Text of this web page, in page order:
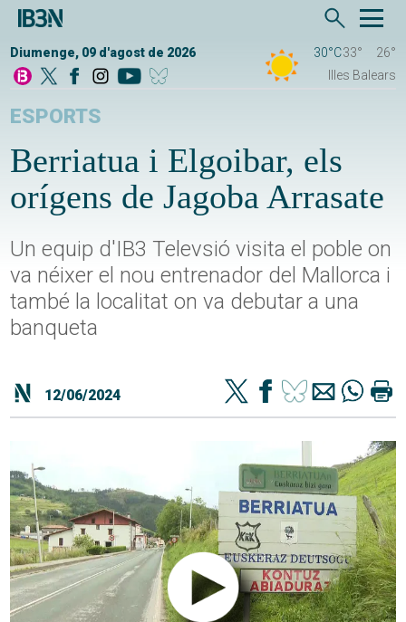
Diumenge, 09 d'agost de 2026 30°C33°
26°
Illes Balears
ESPORTS
Berriatua i Elgoibar, els
orígens de Jagoba Arrasate
Un equip d'IB3 Televsió visita el poble on
va néixer el nou entrenador del Mallorca i
també la localitat on va debutar a una
banqueta
12/06/2024